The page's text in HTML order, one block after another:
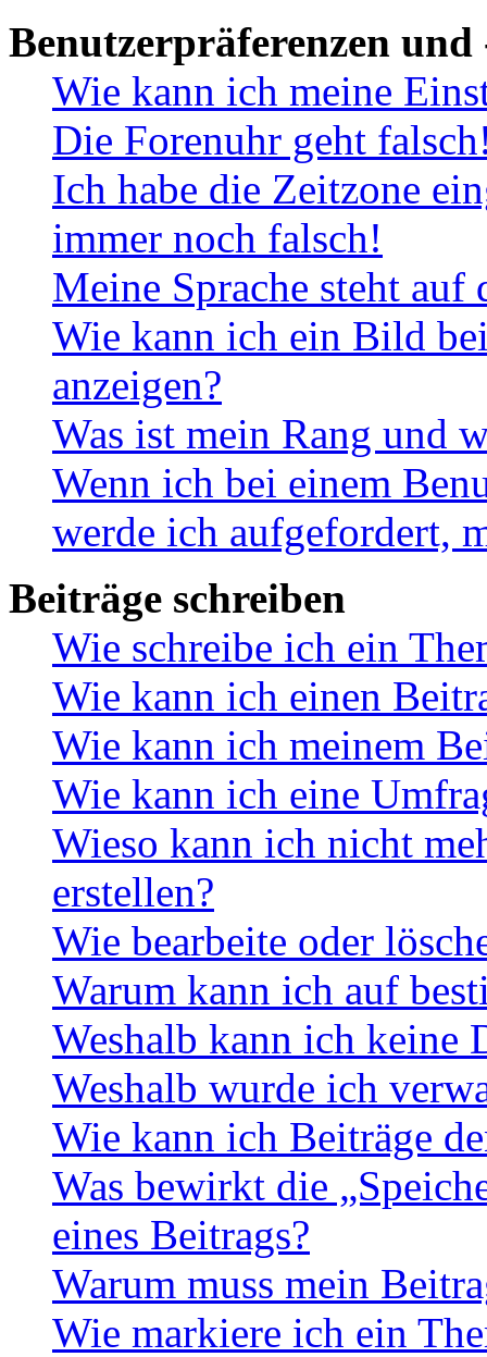
Benutzerpräferenzen und
Wie kann ich meine
Die Forenuhr geht
Ich habe die Zeitzone
immer noch falsch!
Meine Sprache steht
Wie kann ich ein Bild
anzeigen?
Was ist mein Rang und
Wenn ich bei einem
werde ich aufgefordert,
Beiträge schreiben
Wie schreibe ich ein
Wie kann ich einen
Wie kann ich meinem
Wie kann ich eine
Wieso kann ich nicht
erstellen?
Wie bearbeite oder
Warum kann ich auf
Weshalb kann ich keine
Weshalb wurde ich
Wie kann ich Beiträge
Was bewirkt die
eines Beitrags?
Warum muss mein
Wie markiere ich ein